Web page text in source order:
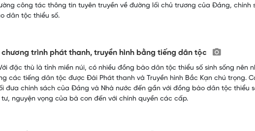
công tác thông tin tuyên truyền về đường lối chủ trương của Đảng, chính
dân tộc thiểu số.
trình phát thanh, truyền hình bằng tiếng dân tộc
Với đặc thù là tỉnh miền núi, có nhiều đồng bào dân tộc thiểu số sinh sống nên
các tiếng dân tộc được Đài Phát thanh và Truyền hình Bắc Kạn chú trọng.
đưa chính sách của Đảng và Nhà nước đến gần với đồng bào dân tộc thiểu
nguyện vọng của bà con đến với chính quyền các cấp.